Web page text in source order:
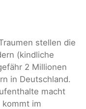
stellen die
(kindliche
2 Millionen
in Deutschland.
macht
im